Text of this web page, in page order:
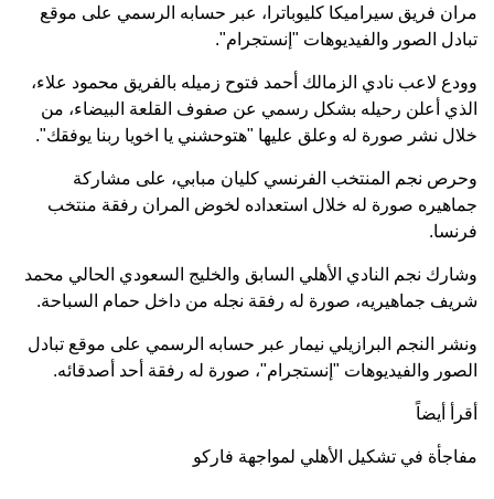
مران فريق سيراميكا كليوباترا، عبر حسابه الرسمي على موقع
تبادل الصور والفيديوهات "إنستجرام".
وودع لاعب نادي الزمالك أحمد فتوح زميله بالفريق محمود علاء،
الذي أعلن رحيله بشكل رسمي عن صفوف القلعة البيضاء، من
خلال نشر صورة له وعلق عليها "هتوحشني يا اخويا ربنا يوفقك".
وحرص نجم المنتخب الفرنسي كليان مبابي، على مشاركة
جماهيره صورة له خلال استعداده لخوض المران رفقة منتخب
فرنسا.
وشارك نجم النادي الأهلي السابق والخليج السعودي الحالي محمد
شريف جماهيريه، صورة له رفقة نجله من داخل حمام السباحة.
ونشر النجم البرازيلي نيمار عبر حسابه الرسمي على موقع تبادل
الصور والفيديوهات "إنستجرام"، صورة له رفقة أحد أصدقائه.
أقرأ أيضاً
مفاجأة في تشكيل الأهلي لمواجهة فاركو